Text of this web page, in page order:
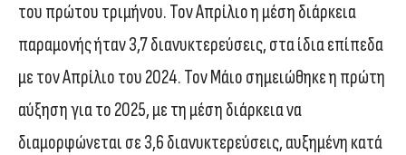
του πρώτου τριμήνου. Τον Απρίλιο η μέση διάρκεια
παραμονής ήταν 3,7 διανυκτερεύσεις, στα ίδια επίπεδα
με τον Απρίλιο του 2024. Τον Μάιο σημειώθηκε η πρώτη
αύξηση για το 2025, με τη μέση διάρκεια να
διαμορφώνεται σε 3,6 διανυκτερεύσεις, αυξημένη κατά